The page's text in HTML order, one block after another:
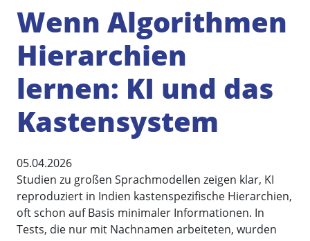
Wenn Algorithmen
Hierarchien
lernen: KI und das
Kastensystem
05.04.2026
Studien zu großen Sprachmodellen zeigen klar, KI
reproduziert in Indien kastenspezifische Hierarchien,
oft schon auf Basis minimaler Informationen. In
Tests, die nur mit Nachnamen arbeiteten, wurden